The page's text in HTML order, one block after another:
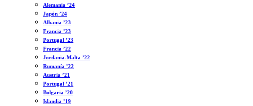
Alemania ’24
Japón ’24
Albania ’23
Francia ’23
Portugal ’23
Francia ’22
Jordania-Malta ’22
Rumanía ’22
Austria ’21
Portugal ’21
Bulgaria ’20
Islandia ’19